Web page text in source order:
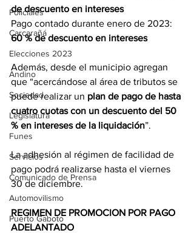
Policiales
Carcarañá
Elecciones 2023
Andino
Sociedad
Legislatura
Funes
Servicios
Comunicado de Prensa
Automovilismo
Puerto Gaboto
de descuento en intereses
Pago contado durante enero de 2023:
60 % de descuento en intereses
Además, desde el municipio agregan
que “acercándose al área de tributos se
puede realizar un plan de pago de hasta
cuatro cuotas con un descuento del 50
% en intereses de la liquidación”.
La adhesión al régimen de facilidad de
pago podrá realizarse hasta el viernes
30 de diciembre.
REGIMEN DE PROMOCION POR PAGO
ADELANTADO